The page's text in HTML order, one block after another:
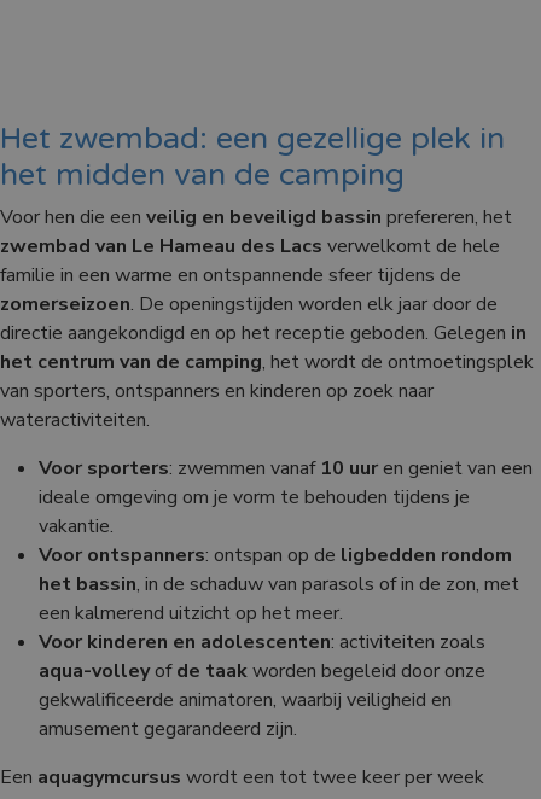
Het zwembad: een gezellige plek in
het midden van de camping
Voor hen die een veilig en beveiligd bassin prefereren, het
zwembad van Le Hameau des Lacs verwelkomt de hele
familie in een warme en ontspannende sfeer tijdens de
zomerseizoen. De openingstijden worden elk jaar door de
directie aangekondigd en op het receptie geboden. Gelegen in
het centrum van de camping, het wordt de ontmoetingsplek
van sporters, ontspanners en kinderen op zoek naar
wateractiviteiten.
Voor sporters: zwemmen vanaf 10 uur en geniet van een
ideale omgeving om je vorm te behouden tijdens je
vakantie.
Voor ontspanners: ontspan op de ligbedden rondom
het bassin, in de schaduw van parasols of in de zon, met
een kalmerend uitzicht op het meer.
Voor kinderen en adolescenten: activiteiten zoals
aqua-volleyofde taakworden begeleid door onze
gekwalificeerde animatoren, waarbij veiligheid en
amusement gegarandeerd zijn.
Een aquagymcursus wordt een tot twee keer per week